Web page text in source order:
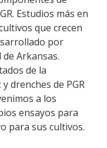
Estudios más en
que crecen
por
Arkansas.
de la
drenches de PGR
a los
ensayos para
para sus cultivos.